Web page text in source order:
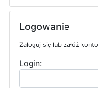
Logowanie
Zaloguj się lub załóż konto
Login: